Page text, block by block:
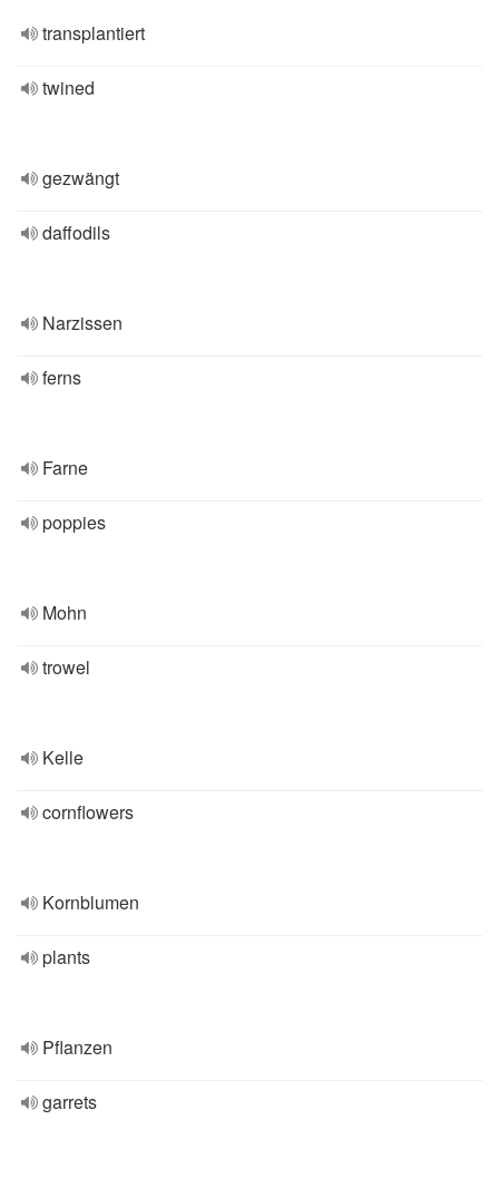
transplantiert
twined
gezwängt
daffodils
Narzissen
ferns
Farne
poppies
Mohn
trowel
Kelle
cornflowers
Kornblumen
plants
Pflanzen
garrets